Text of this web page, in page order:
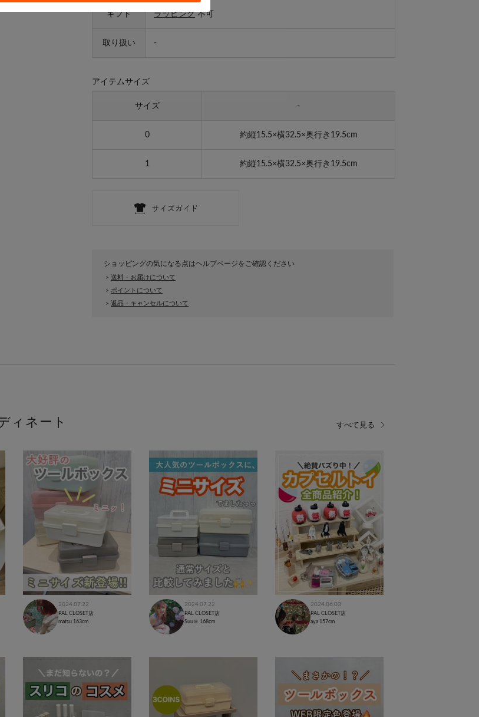
ギフト ラッピング 不可
取り扱い -
アイテムサイズ
サイズ -
0 約縦15.5×横32.5×奥行き19.5cm
1 約縦15.5×横32.5×奥行き19.5cm
ショッピングの気になる点はヘルプページをご確認ください
> 送料・お届けについて
> ポイントについて
> 返品・キャンセルについて
ィネート
2024.07.22
PAL CLOSET店
matsu 163cm
2024.07.22
PAL CLOSET店
Suu☺︎ 168cm
2024.06.03
PAL CLOSET店
aya 157cm
すべて見る